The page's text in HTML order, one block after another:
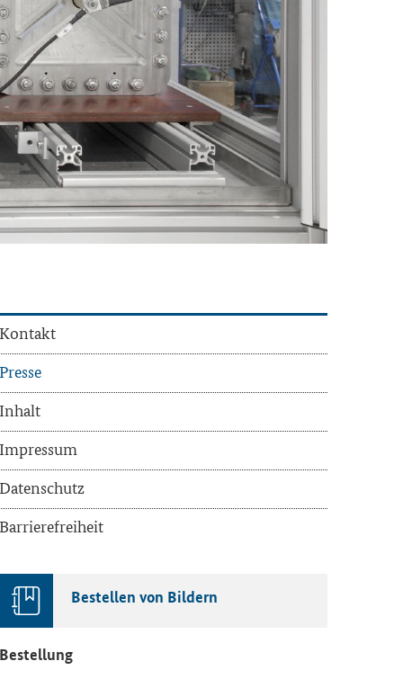
Kon­takt
Pres­se
In­halt
Im­pres­sum
Da­ten­schutz
Bar­rie­re­frei­heit
Be­stel­len von Bil­dern
Be­stel­lung